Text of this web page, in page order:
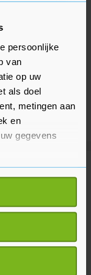
persoonlijke
van
op uw
als doel
metingen aan
en
gegevens
kan zijn
actief te
(fingerprinting)
worden